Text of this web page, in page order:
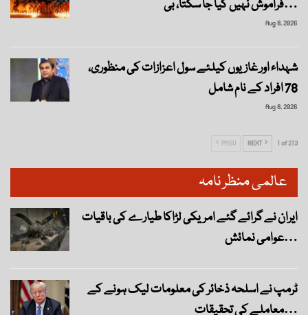
فراموش نہیں کیا جا سکتا، بی…
Aug 8, 2026
شہداء اور غازیوں کیلئے سول اعزازات کی منظوری،
78 افراد کے نام شامل
Aug 8, 2026
PREV NEXT 1 of 213
عالمی منظر نامہ
ایران نے گرائے گئے امریکی لڑاکا طیارے کی باقیات
عوامی نمائش…
ٹرمپ نے اسلحہ ذخائر کی معلومات لیک ہونے کے
معاملے کی تحقیقات…